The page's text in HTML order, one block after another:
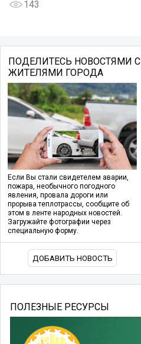
143
ПОДЕЛИТЕСЬ НОВОСТЯМИ С
ЖИТЕЛЯМИ ГОРОДА
Если Вы стали свидетелем аварии,
пожара, необычного погодного
явления, провала дороги или
прорыва теплотрассы, сообщите об
этом в ленте народных новостей.
Загружайте фотографии через
специальную форму.
ДОБАВИТЬ НОВОСТЬ
ПОЛЕЗНЫЕ РЕСУРСЫ